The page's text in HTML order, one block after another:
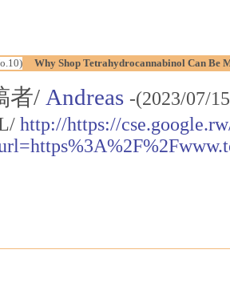
Why Shop Tetrahydrocannabinol Can Be
者/ Andreas -(2023/07/
http://https://